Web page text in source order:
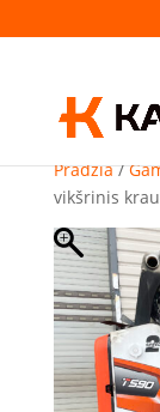
Pradžia/
vikšrinis